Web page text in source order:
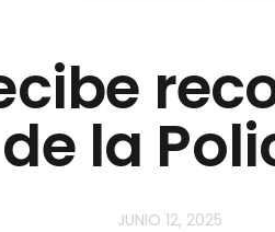
la
JUNIO 12, 2025